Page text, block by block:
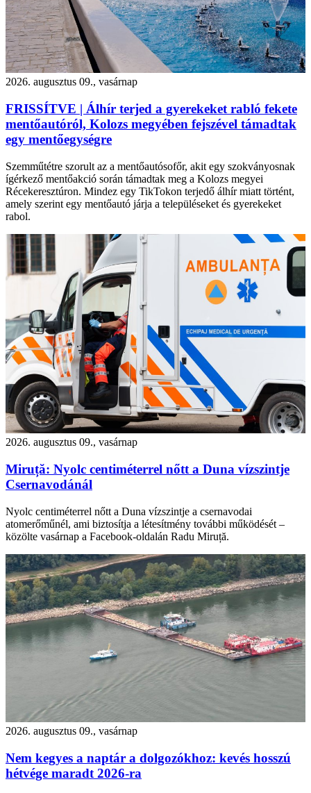
2026. augusztus 09., vasárnap
FRISSÍTVE | Álhír terjed a gyerekeket rabló fekete
mentőautóról, Kolozs megyében fejszével támadtak
egy mentőegységre
Szemműtétre szorult az a mentőautósofőr, akit egy szokványosnak
ígérkező mentőakció során támadtak meg a Kolozs megyei
Récekeresztúron. Mindez egy TikTokon terjedő álhír miatt történt,
amely szerint egy mentőautó járja a településeket és gyerekeket
rabol.
2026. augusztus 09., vasárnap
Miruță: Nyolc centiméterrel nőtt a Duna vízszintje
Csernavodánál
Nyolc centiméterrel nőtt a Duna vízszintje a csernavodai
atomerőműnél, ami biztosítja a létesítmény további működését –
közölte vasárnap a Facebook-oldalán Radu Miruță.
2026. augusztus 09., vasárnap
Nem kegyes a naptár a dolgozókhoz: kevés hosszú
hétvége maradt 2026-ra